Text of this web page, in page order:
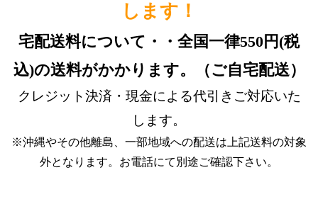
します！
宅配送料について・・全国一律550円(税
込)の送料がかかります。（ご自宅配送）
クレジット決済・現金による代引きご対応いた
します。
※沖縄やその他離島、一部地域への配送は上記送料の対象
外となります。お電話にて別途ご確認下さい。